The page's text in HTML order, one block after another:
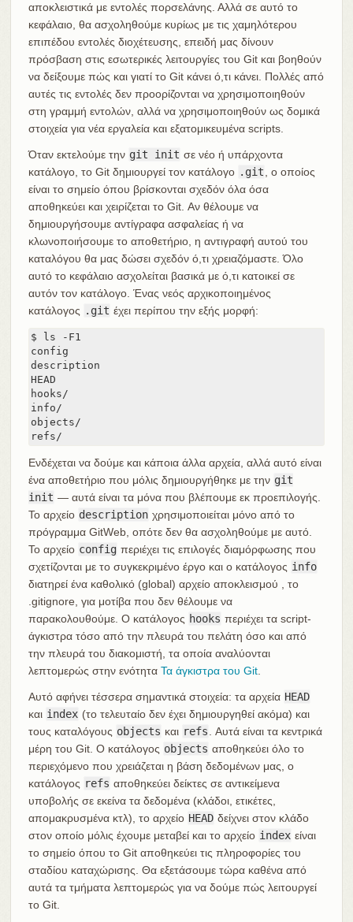
αποκλειστικά με εντολές πορσελάνης. Αλλά σε αυτό το
κεφάλαιο, θα ασχοληθούμε κυρίως με τις χαμηλότερου
επιπέδου εντολές διοχέτευσης, επειδή μας δίνουν
πρόσβαση στις εσωτερικές λειτουργίες του Git και βοηθούν
να δείξουμε πώς και γιατί το Git κάνει ό,τι κάνει. Πολλές από
αυτές τις εντολές δεν προορίζονται να χρησιμοποιηθούν
στη γραμμή εντολών, αλλά να χρησιμοποιηθούν ως δομικά
στοιχεία για νέα εργαλεία και εξατομικευμένα scripts.
Όταν εκτελούμε την git init σε νέο ή υπάρχοντα
κατάλογο, το Git δημιουργεί τον κατάλογο .git
, ο οποίος
είναι το σημείο όπου βρίσκονται σχεδόν όλα όσα
αποθηκεύει και χειρίζεται το Git. Αν θέλουμε να
δημιουργήσουμε αντίγραφα ασφαλείας ή να
κλωνοποιήσουμε το αποθετήριο, η αντιγραφή αυτού του
καταλόγου θα μας δώσει σχεδόν ό,τι χρειαζόμαστε. Όλο
αυτό το κεφάλαιο ασχολείται βασικά με ό,τι κατοικεί σε
αυτόν τον κατάλογο. Ένας νεός αρχικοποιημένος
κατάλογος .git έχει περίπου την εξής μορφή:
$ ls -F1
config
description
HEAD
hooks/
info/
objects/
refs/
Ενδέχεται να δούμε και κάποια άλλα αρχεία, αλλά αυτό είναι
ένα αποθετήριο που μόλις δημιουργήθηκε με την git
init — αυτά είναι τα μόνα που βλέπουμε εκ προεπιλογής.
Το αρχείο description χρησιμοποιείται μόνο από το
πρόγραμμα GitWeb, οπότε δεν θα ασχοληθούμε με αυτό.
Το αρχείο config περιέχει τις επιλογές διαμόρφωσης που
σχετίζονται με το συγκεκριμένο έργο και ο κατάλογος info
διατηρεί ένα καθολικό (global) αρχείο αποκλεισμού , το
.gitignore, για μοτίβα που δεν θέλουμε να
παρακολουθούμε. Ο κατάλογος hooks περιέχει τα script-
άγκιστρα τόσο από την πλευρά του πελάτη όσο και από
την πλευρά του διακομιστή, τα οποία αναλύονται
λεπτομερώς στην ενότητα Τα άγκιστρα του Git.
Αυτό αφήνει τέσσερα σημαντικά στοιχεία: τα αρχεία HEAD
και index (το τελευταίο δεν έχει δημιουργηθεί ακόμα) και
τους καταλόγους objects και refs
. Αυτά είναι τα κεντρικά
μέρη του Git. Ο κατάλογος objects αποθηκεύει όλο το
περιεχόμενο που χρειάζεται η βάση δεδομένων μας, ο
κατάλογος refs αποθηκεύει δείκτες σε αντικείμενα
υποβολής σε εκείνα τα δεδομένα (κλάδοι, ετικέτες,
απομακρυσμένα κτλ), το αρχείο HEAD δείχνει στον κλάδο
στον οποίο μόλις έχουμε μεταβεί και το αρχείο index είναι
το σημείο όπου το Git αποθηκεύει τις πληροφορίες του
σταδίου καταχώρισης. Θα εξετάσουμε τώρα καθένα από
αυτά τα τμήματα λεπτομερώς για να δούμε πώς λειτουργεί
το Git.